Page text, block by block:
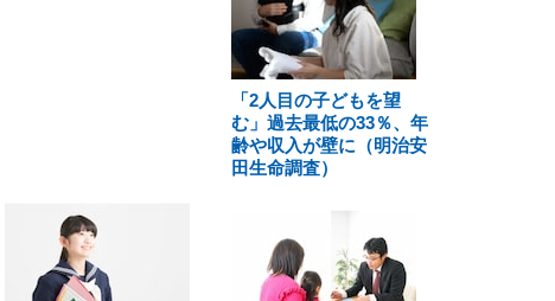
「2人目の子どもを望
む」過去最低の33％、年
齢や収入が壁に（明治安
田生命調査）